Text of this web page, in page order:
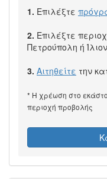
1. Επιλέξτε
2. Επιλέξτε
Πετρούπολη ή
3. Αιτηθείτε την
* Η χρέωση στο
περιοχή προβολής